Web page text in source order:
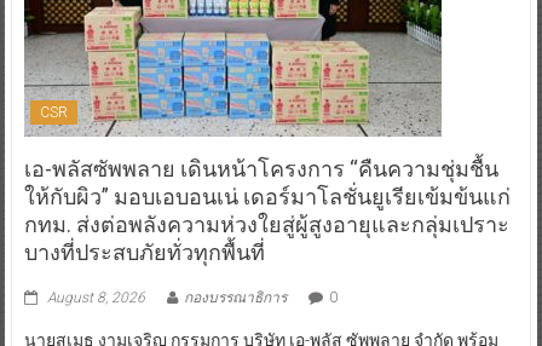
CSR
เอ-พลัสซัพพลาย เดินหน้าโครงการ “คืนความชุ่มชื้น
ให้กับผิว” มอบเอบอนเน่ เดอร์มาโลชั่นยูเรียเข้มข้นแก่
กทม. ส่งต่อพลังความห่วงใยสู่ผู้สูงอายุและกลุ่มเปราะ
บางที่ประสบภัยทั่วทุกพื้นที่
August 8, 2026 กองบรรณาธิการ 0
นายสุเมธ งามเจริญ กรรมการ บริษัท เอ-พลัส ซัพพลาย จำกัด พร้อม